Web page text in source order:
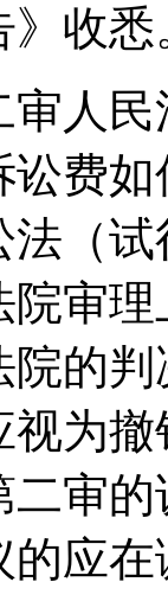
收
民
费
法（
院审
的
为
审
的应